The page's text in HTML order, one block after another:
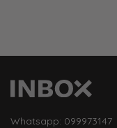
Whatsapp: 099973147